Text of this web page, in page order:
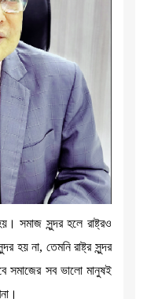
সমাজ সুন্দর হলে রাষ্ট্রও
হয় না, তেমনি রাষ্ট্র সুন্দর
সমাজের সব ভালো মানুষই